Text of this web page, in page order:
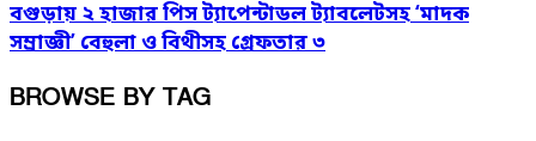
বগুড়ায় ২ হাজার পিস ট্যাপেন্টাডল ট্যাবলেটসহ ‘মাদক
সম্রাজ্ঞী’ বেহুলা ও বিথীসহ গ্রেফতার ৩
BROWSE BY TAG